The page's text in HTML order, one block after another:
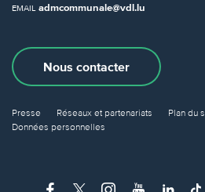
EMAIL admcommunale@vdl.lu
Nous contacter
Presse Réseaux et partenariats Plan du
Données personnelles